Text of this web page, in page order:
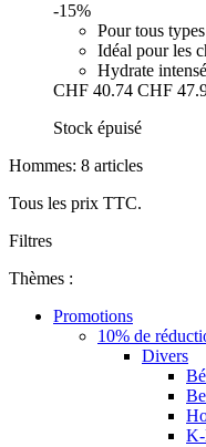
-15%
Pour tous
Idéal pour les
Hydrate
CHF 40.74 CHF
Stock épuisé
Hommes: 8 articles
Tous les prix TTC.
Filtres
Thèmes :
Promotions
10% de
Divers
K-